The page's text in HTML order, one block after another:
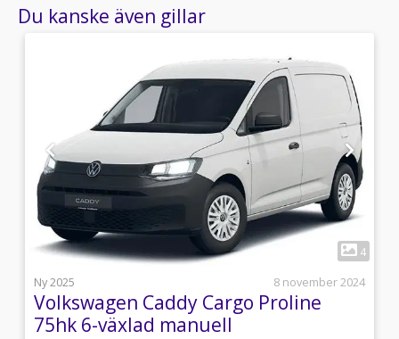
Du kanske även gillar
4
Ny 2025
8 november 2024
Volkswagen Caddy Cargo Proline
75hk 6-växlad manuell